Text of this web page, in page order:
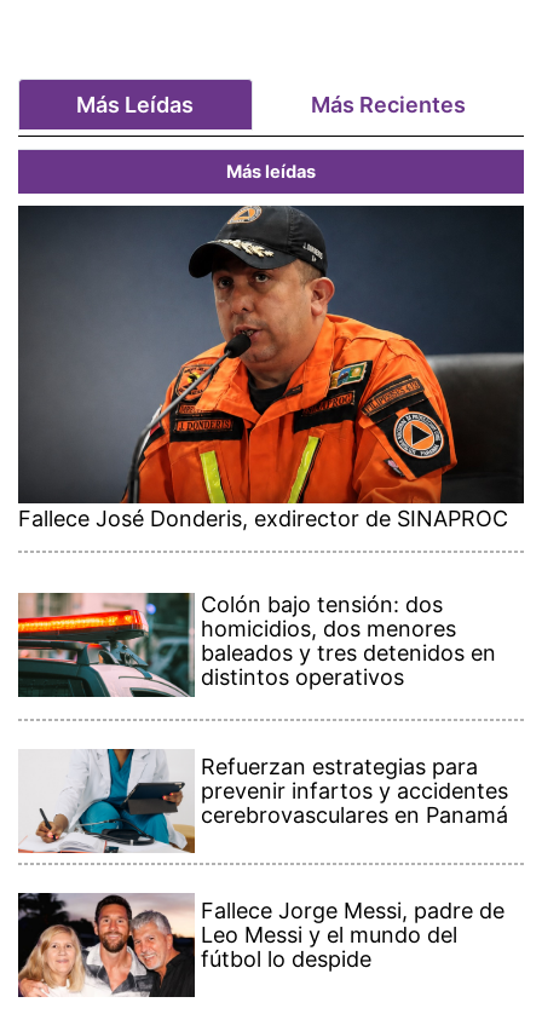
Más Leídas Más Recientes
Más leídas
Fallece José Donderis, exdirector de SINAPROC
Colón bajo tensión: dos
homicidios, dos menores
baleados y tres detenidos en
distintos operativos
Refuerzan estrategias para
prevenir infartos y accidentes
cerebrovasculares en Panamá
Fallece Jorge Messi, padre de
Leo Messi y el mundo del
fútbol lo despide